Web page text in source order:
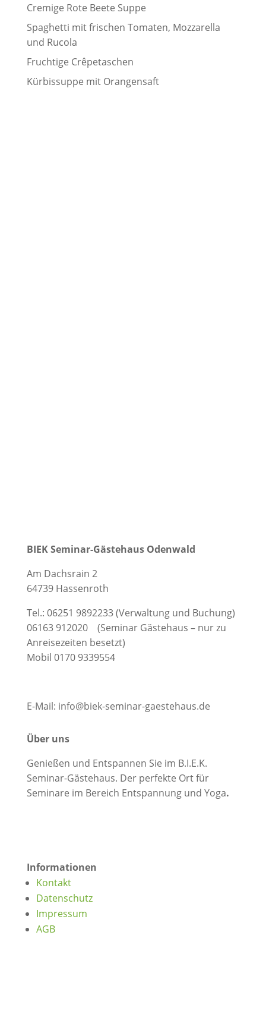
Cremige Rote Beete Suppe
Spaghetti mit frischen Tomaten, Mozzarella
und Rucola
Fruchtige Crêpetaschen
Kürbissuppe mit Orangensaft
BIEK Seminar-Gästehaus Odenwald
Am Dachsrain 2
64739 Hassenroth
Tel.: 06251 9892233 (Verwaltung und Buchung)
06163 912020 (Seminar Gästehaus – nur zu
Anreisezeiten besetzt)
Mobil 0170 9339554
E-Mail: info@biek-seminar-gaestehaus.de
Über uns
Genießen und Entspannen Sie im B.I.E.K.
Seminar-Gästehaus. Der perfekte Ort für
Seminare im Bereich Entspannung und Yoga.
Informationen
Kontakt
Datenschutz
Impressum
AGB